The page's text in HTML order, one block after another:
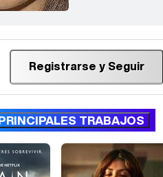
Registrarse y Seguir
TRABAJOS